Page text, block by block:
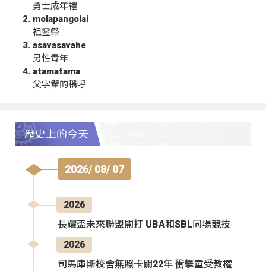
勇士成年禮
molapangolai
祖靈祭
asavasavahe
男性青年
atamatama
父字輩的稱呼
歷史上的今天
2026/ 08/ 07
2026
長耀盃未來聯盟開打 UBA和SBL同場競技
2026
司馬庫斯校舍無照卡關22年 衝擊童受教權